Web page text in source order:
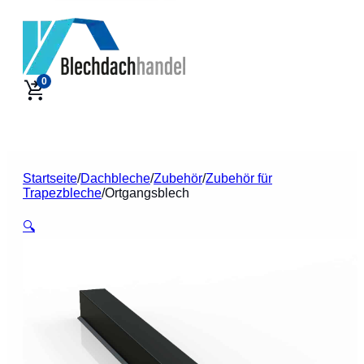
0
Startseite/Dachbleche/Zubehör/Zubehör für
Trapezbleche/Ortgangsblech
🔍